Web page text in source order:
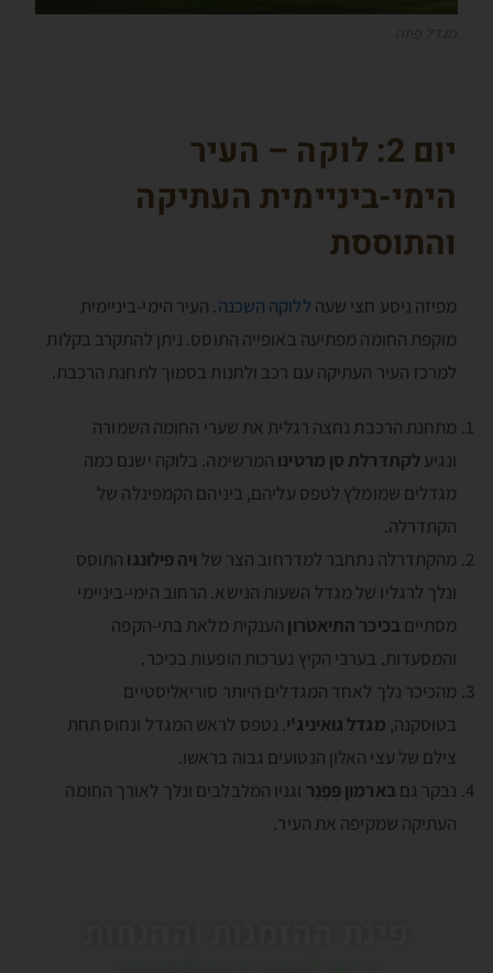
יום 2: לוקה – העיר
הימי-ביניימית העתיקה
והתוססת
מפיזה ניסע חצי שעה ללוקה השכנה. העיר הימי-ביניימית
מוקפת החומה מפתיעה באופייה התוסס. ניתן להתקרב בקלות
למרכז העיר העתיקה עם רכב ולחנות בסמוך לתחנת הרכבת.
מתחנת הרכבת נחצה רגלית את שערי החומה השמורה
ונגיעלקתדרלת סן מרטינו המרשימה. בלוקה ישנם כמה
מגדלים שמומלץ לטפס עליהם, ביניהם הקמפינלה של
הקתדרלה.
מהקתדרלה נתחבר למדרחוב הצר של ויה פילונגו התוסס
ונלך לרגליו של מגדל השעות הנישא. הרחוב הימי-ביניימי
מסתיים בכיכר התיאטרון הענקית מלאת בתי-הקפה
והמסעדות. בערבי הקיץ נערכות הופעות בכיכר.
מהכיכר נלך לאחד המגדלים היותר סוריאליסטיים
בטוסקנה, מגדל גוּאִינִיגִ'י. נטפס לראש המגדל ונחוס תחת
צילם של עצי האלון הנטועים גבוה בראשו.
נבקר גם בארמון פְּפֶנֶר וגניו המלבלבים ונלך לאורך החומה
העתיקה שמקיפה את העיר.